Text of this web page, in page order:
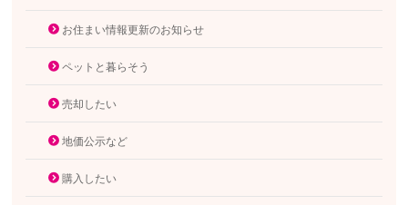
お住まい情報更新のお知らせ
ペットと暮らそう
売却したい
地価公示など
購入したい